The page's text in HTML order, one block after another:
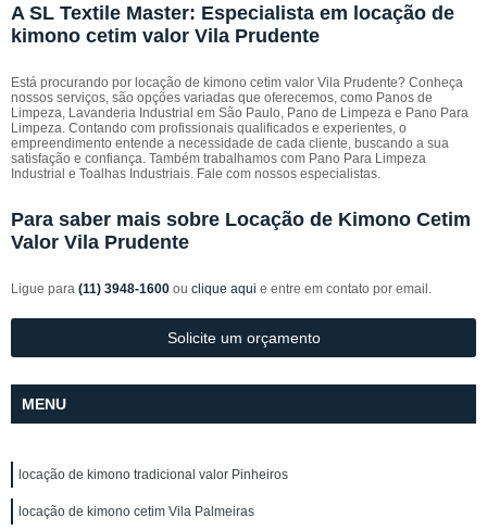
A SL Textile Master: Especialista em locação de
kimono cetim valor Vila Prudente
Está procurando por locação de kimono cetim valor Vila Prudente? Conheça
nossos serviços, são opções variadas que oferecemos, como Panos de
Limpeza, Lavanderia Industrial em São Paulo, Pano de Limpeza e Pano Para
Limpeza. Contando com profissionais qualificados e experientes, o
empreendimento entende a necessidade de cada cliente, buscando a sua
satisfação e confiança. Também trabalhamos com Pano Para Limpeza
Industrial e Toalhas Industriais. Fale com nossos especialistas.
Para saber mais sobre Locação de Kimono Cetim
Valor Vila Prudente
Ligue para (11) 3948-1600 ou clique aqui e entre em contato por email.
Solicite um orçamento
MENU
locação de kimono tradicional valor Pinheiros
locação de kimono cetim Vila Palmeiras